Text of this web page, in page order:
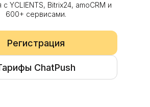
с YCLIENTS, Bitrix24, amoCRM и
600+ сервисами.
Регистрация
ChatPush